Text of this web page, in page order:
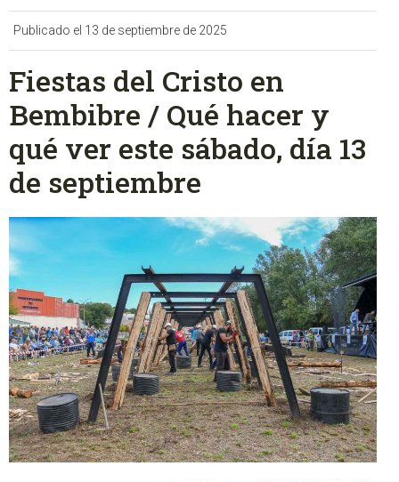
Publicado el 13 de septiembre de 2025
Fiestas del Cristo en
Bembibre / Qué hacer y
qué ver este sábado, día 13
de septiembre